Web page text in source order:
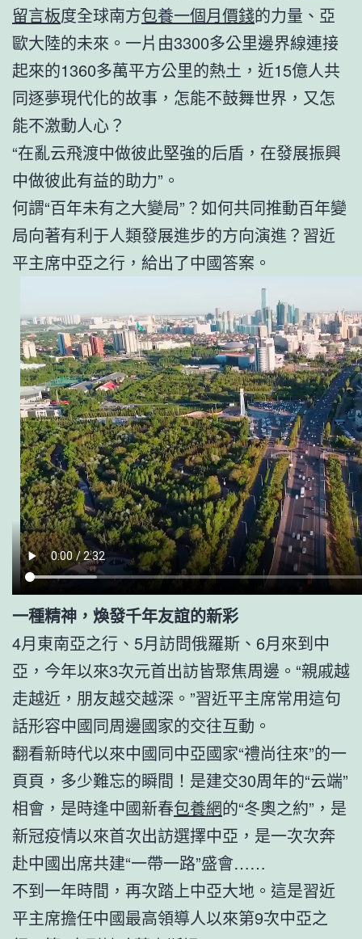
留言板度全球南方包養一個月價錢的力量、亞
歐大陸的未來。一片由3300多公里邊界線連接
起來的1360多萬平方公里的熱土，近15億人共
同逐夢現代化的故事，怎能不鼓舞世界，又怎
能不激動人心？
“在亂云飛渡中做彼此堅強的后盾，在發展振興
中做彼此有益的助力”。
何謂“百年未有之大變局”？如何共同推動百年變
局向著有利于人類發展進步的方向演進？習近
平主席中亞之行，給出了中國答案。
一種精神，煥發千年友誼的新彩
4月東南亞之行、5月訪問俄羅斯、6月來到中
亞，今年以來3次元首出訪皆聚焦周邊。“親戚越
走越近，朋友越交越深。”習近平主席常用這句
話形容中國同周邊國家的交往互動。
翻看新時代以來中國同中亞國家“禮尚往來”的一
頁頁，多少難忘的瞬間！是建交30周年的“云端”
相會，是時逢中國新春包養網的“冬奧之約”，是
新冠疫情以來首次出訪選擇中亞，是一次次奔
赴中國出席共建“一帶一路”盛會……
不到一年時間，再次踏上中亞大地。這是習近
平主席擔任中國最高領導人以來第9次中亞之